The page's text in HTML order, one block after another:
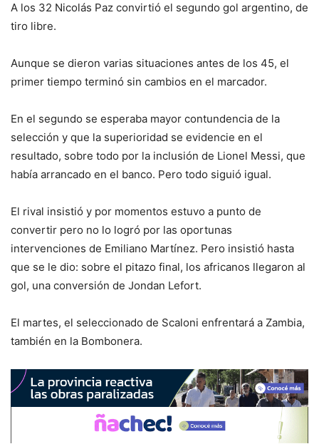
A los 32 Nicolás Paz convirtió el segundo gol argentino, de
tiro libre.
Aunque se dieron varias situaciones antes de los 45, el
primer tiempo terminó sin cambios en el marcador.
En el segundo se esperaba mayor contundencia de la
selección y que la superioridad se evidencie en el
resultado, sobre todo por la inclusión de Lionel Messi, que
había arrancado en el banco. Pero todo siguió igual.
El rival insistió y por momentos estuvo a punto de
convertir pero no lo logró por las oportunas
intervenciones de Emiliano Martínez. Pero insistió hasta
que se le dio: sobre el pitazo final, los africanos llegaron al
gol, una conversión de Jondan Lefort.
El martes, el seleccionado de Scaloni enfrentará a Zambia,
también en la Bombonera.